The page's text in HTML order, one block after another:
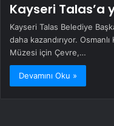
Kayseri Talas’a
Kayseri Talas Belediye
daha kazandırıyor.
Müzesi için Çevre,…
Devamını Oku »